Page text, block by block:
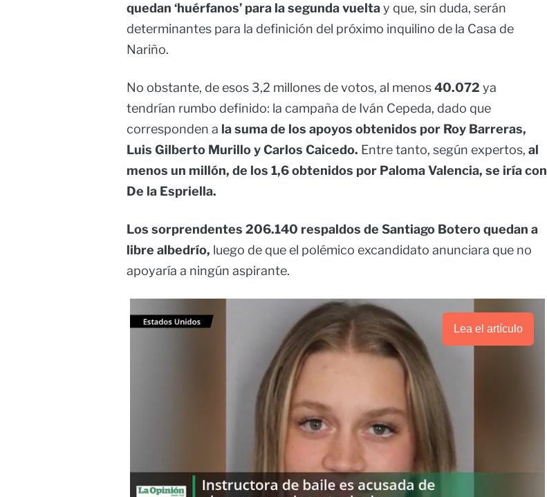
quedan ‘huérfanos’ para la segunda vueltay que, sin duda, serán
determinantes para la definición del próximo inquilino de la Casa de
Nariño.
No obstante, de esos 3,2 millones de votos, al menos40.072 ya
tendrían rumbo definido: la campaña de Iván Cepeda, dado que
corresponden a la suma de los apoyos obtenidos por Roy Barreras,
Luis Gilberto Murillo y Carlos Caicedo. Entre tanto, según expertos, al
menos un millón, de los 1,6 obtenidos por Paloma Valencia, se iría con
De la Espriella.
Los sorprendentes 206.140 respaldos de Santiago Botero quedan a
libre albedrío, luego de que el polémico excandidato anunciara que no
apoyaría a ningún aspirante.
Lea el artículo